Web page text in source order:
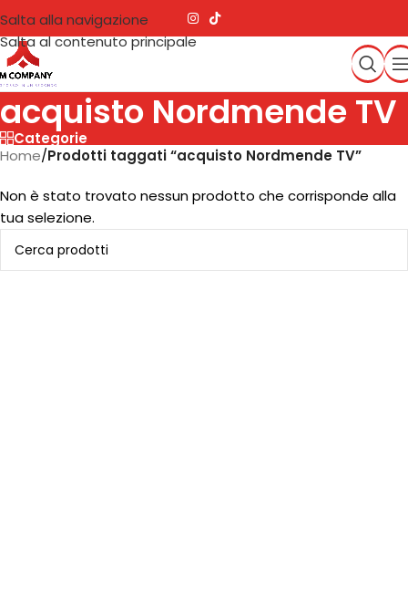
Salta alla navigazione
Salta al contenuto principale
acquisto Nordmende TV
Categorie
Home/Prodotti taggati “acquisto Nordmende TV”
Non è stato trovato nessun prodotto che corrisponde alla
tua selezione.